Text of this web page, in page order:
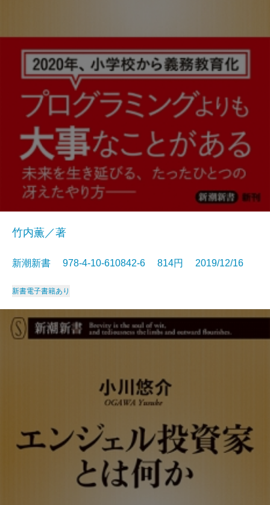
竹内薫／著
新潮新書 978-4-10-610842-6 814円 2019/12/16
新書電子書籍あり